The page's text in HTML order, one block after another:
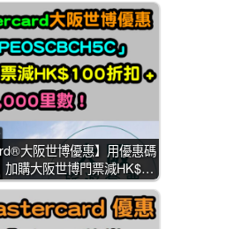
大阪世博優惠】用優惠碼
加購大阪世博門票減HK$…